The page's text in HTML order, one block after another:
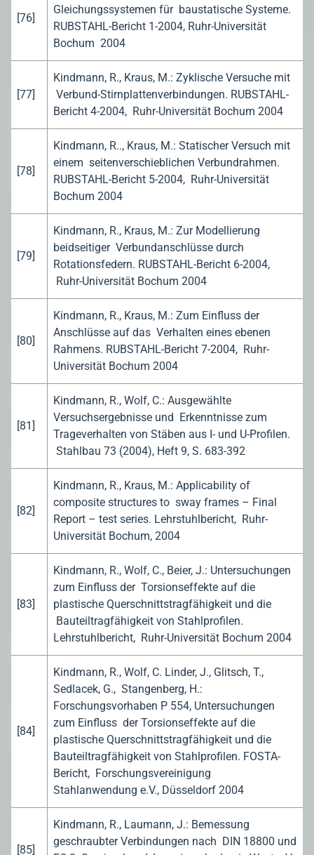
[76]
Gleichungssystemen für baustatische Systeme.
RUBSTAHL-Bericht 1-2004, Ruhr-Universität
Bochum 2004
[77]
Kindmann, R., Kraus, M.: Zyklische Versuche mit
Verbund-Stirnplattenverbindungen. RUBSTAHL-
Bericht 4-2004, Ruhr-Universität Bochum 2004
[78]
Kindmann, R.., Kraus, M.: Statischer Versuch mit
einem seitenverschieblichen Verbundrahmen.
RUBSTAHL-Bericht 5-2004, Ruhr-Universität
Bochum 2004
[79]
Kindmann, R., Kraus, M.: Zur Modellierung
beidseitiger Verbundanschlüsse durch
Rotationsfedern. RUBSTAHL-Bericht 6-2004,
Ruhr-Universität Bochum 2004
[80]
Kindmann, R., Kraus, M.: Zum Einfluss der
Anschlüsse auf das Verhalten eines ebenen
Rahmens. RUBSTAHL-Bericht 7-2004, Ruhr-
Universität Bochum 2004
[81]
Kindmann, R., Wolf, C.: Ausgewählte
Versuchsergebnisse und Erkenntnisse zum
Trageverhalten von Stäben aus I- und U-Profilen.
Stahlbau 73 (2004), Heft 9, S. 683-392
[82]
Kindmann, R., Kraus, M.: Applicability of
composite structures to sway frames – Final
Report – test series. Lehrstuhlbericht, Ruhr-
Universität Bochum, 2004
[83]
Kindmann, R., Wolf, C., Beier, J.: Untersuchungen
zum Einfluss der Torsionseffekte auf die
plastische Querschnittstragfähigkeit und die
Bauteiltragfähigkeit von Stahlprofilen.
Lehrstuhlbericht, Ruhr-Universität Bochum 2004
[84]
Kindmann, R., Wolf, C. Linder, J., Glitsch, T.,
Sedlacek, G., Stangenberg, H.:
Forschungsvorhaben P 554, Untersuchungen
zum Einfluss der Torsionseffekte auf die
plastische Querschnittstragfähigkeit und die
Bauteiltragfähigkeit von Stahlprofilen. FOSTA-
Bericht, Forschungsvereinigung
Stahlanwendung e.V., Düsseldorf 2004
[85]
Kindmann, R., Laumann, J.: Bemessung
geschraubter Verbindungen nach DIN 18800 und